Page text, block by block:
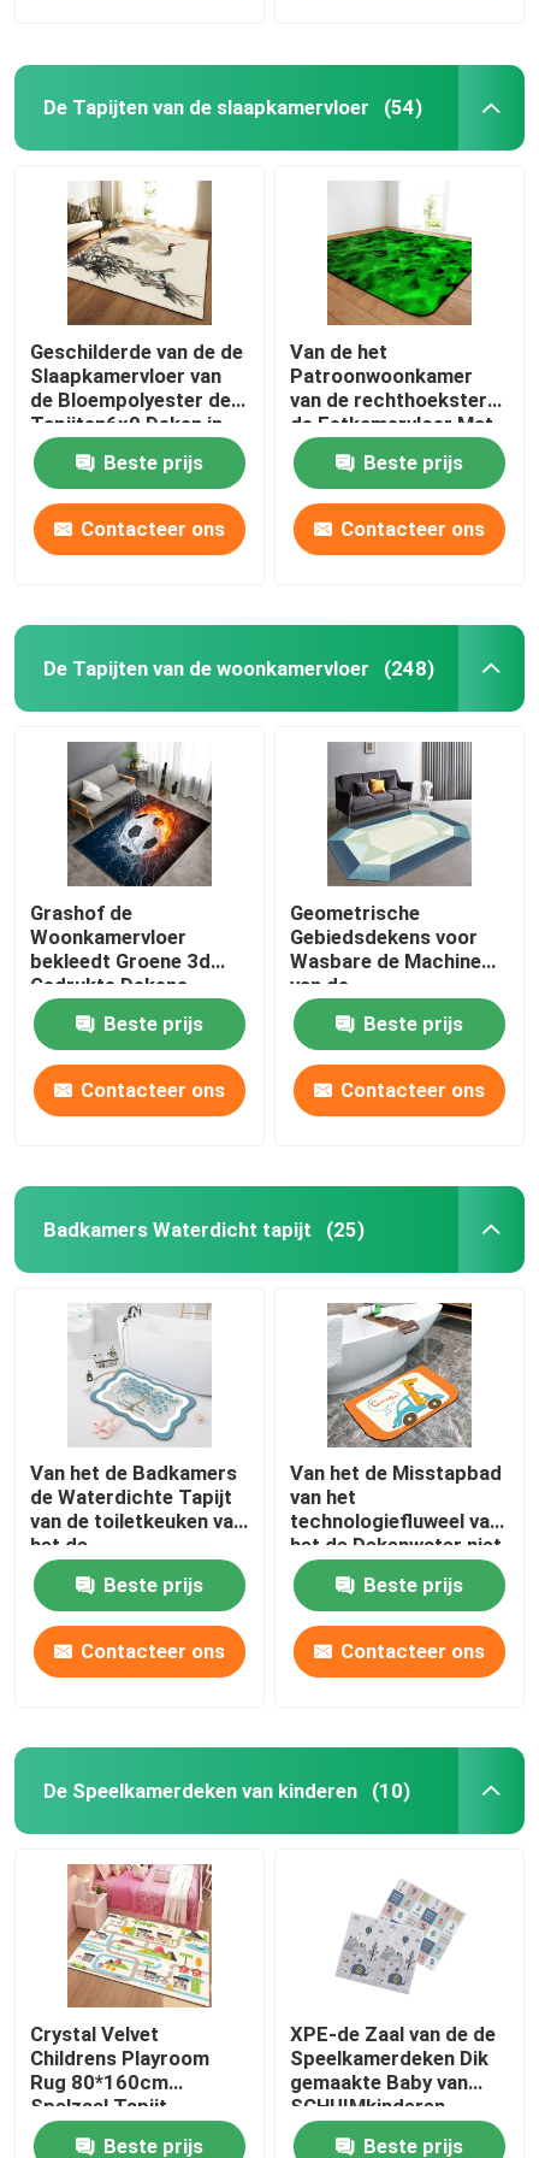
De Tapijten van de slaapkamervloer (54)
Geschilderde van de de
Slaapkamervloer van
de Bloempolyester de
Tapijten6x9 Deken in
het kader van Eettafel
Beste prijs
Contacteer ons
Van de het
Patroonwoonkamer
van de rechthoekster
de Eetkamervloer Mat
Machine Washable
Beste prijs
Contacteer ons
De Tapijten van de woonkamervloer (248)
Grashof de
Woonkamervloer
bekleedt Groene 3d
Gedrukte Dekens
1.5*1m
Beste prijs
Contacteer ons
Geometrische
Gebiedsdekens voor
Wasbare de Machine
van de
Woonkamerslaapkamer
Beste prijs
Contacteer ons
Badkamers Waterdicht tapijt (25)
Van het de Badkamers
de Waterdichte Tapijt
van de toiletkeuken van
het de
Technologiefluweel
Mat van de het
Beeldverhaalvloer
Beste prijs
Contacteer ons
Van het de Misstapbad
van het
technologiefluweel van
het de Dekenwater niet
van de de Absorptie de
Antisteunbalk Vloer
Mat Half Round
Beste prijs
Contacteer ons
De Speelkamerdeken van kinderen (10)
Crystal Velvet
Childrens Playroom
Rug 80*160cm
Spelzaal Tapijt
Beste prijs
XPE-de Zaal van de de
Speelkamerdeken Dik
gemaakte Baby van
SCHUIMkinderen
Vouwbare Kruipende
Beste prijs